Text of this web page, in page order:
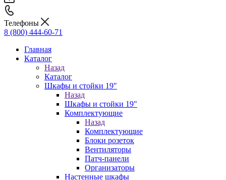
Телефоны
8 (800) 444-60-71
Главная
Каталог
Назад
Каталог
Шкафы и стойки 19"
Назад
Шкафы и стойки 19"
Комплектующие
Назад
Комплектующие
Блоки розеток
Вентиляторы
Патч-панели
Организаторы
Настенные шкафы